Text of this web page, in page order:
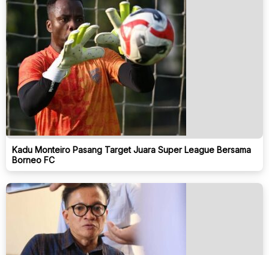
Kadu Monteiro Pasang Target Juara Super League Bersama
Borneo FC